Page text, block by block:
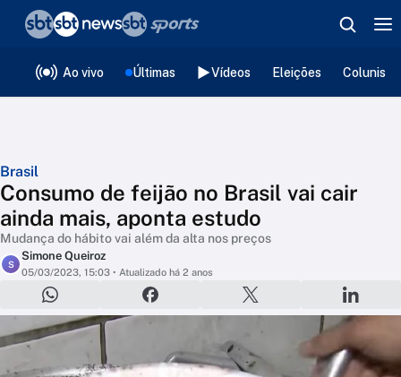
Ao vivo Últimas Vídeos Eleições
Brasil
Consumo de feijão no Brasil vai cair
ainda mais, aponta estudo
Mudança do hábito vai além da alta nos preços
S
Simone Queiroz
05/03/2023, 15:03 • Atualizado há 2 anos
❮voltar
Editorias